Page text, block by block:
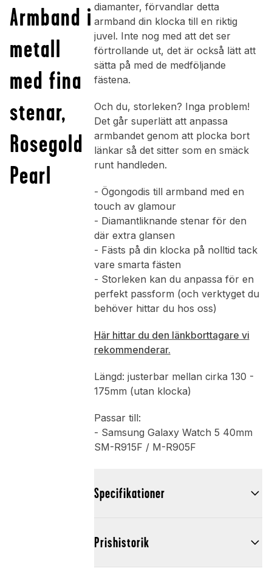
Armband i
metall
med fina
stenar,
Rosegold
Pearl
diamanter, förvandlar detta
armband din klocka till en riktig
juvel. Inte nog med att det ser
förtrollande ut, det är också lätt att
sätta på med de medföljande
fästena.
Och du, storleken? Inga problem!
Det går superlätt att anpassa
armbandet genom att plocka bort
länkar så det sitter som en smäck
runt handleden.
- Ögongodis till armband med en
touch av glamour
- Diamantliknande stenar för den
där extra glansen
- Fästs på din klocka på nolltid tack
vare smarta fästen
- Storleken kan du anpassa för en
perfekt passform (och verktyget du
behöver hittar du hos oss)
Här hittar du den länkborttagare vi
rekommenderar.
Längd: justerbar mellan cirka 130 -
175mm (utan klocka)
Passar till:
- Samsung Galaxy Watch 5 40mm
SM-R915F / M-R905F
Specifikationer
Prishistorik